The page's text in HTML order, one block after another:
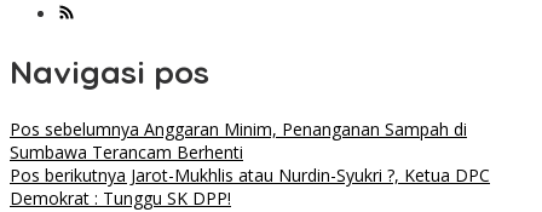
Navigasi pos
Pos sebelumnya Anggaran Minim, Penanganan Sampah di
Sumbawa Terancam Berhenti
Pos berikutnya Jarot-Mukhlis atau Nurdin-Syukri ?, Ketua DPC
Demokrat : Tunggu SK DPP!